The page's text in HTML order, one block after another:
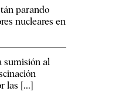
parando
nucleares en
sumisión al
las [...]